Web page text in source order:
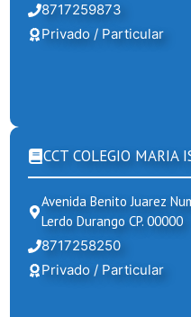
8717259873
Privado / Particular
CCT COLEGIO MARIA
Avenida Benito Juarez
Lerdo Durango CP. 00000
8717258250
Privado / Particular